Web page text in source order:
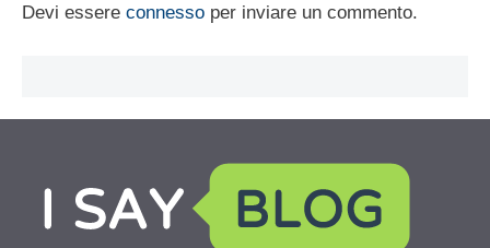
Devi essere connesso per inviare un commento.